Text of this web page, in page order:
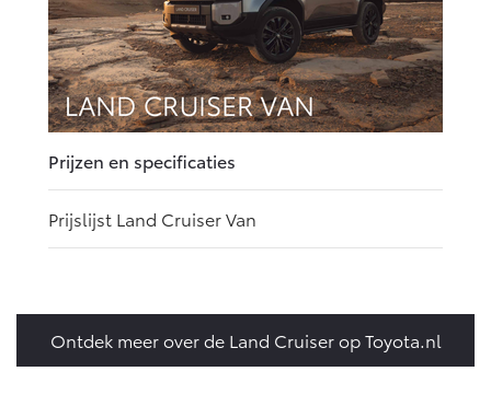
Prijzen en specificaties
Prijslijst Land Cruiser Van
Ontdek meer over de Land Cruiser op Toyota.nl